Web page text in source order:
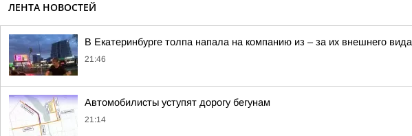
ЛЕНТА НОВОСТЕЙ
В Екатеринбурге толпа напала на компанию из – за их внешнего вида
21:46
Автомобилисты уступят дорогу бегунам
21:14